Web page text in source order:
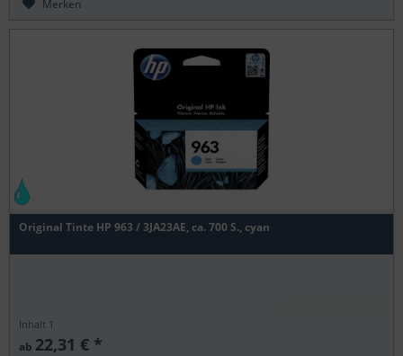
Merken
Original Tinte HP 963 / 3JA23AE, ca. 700 S., cyan
Inhalt 1
ab 22,31 € *